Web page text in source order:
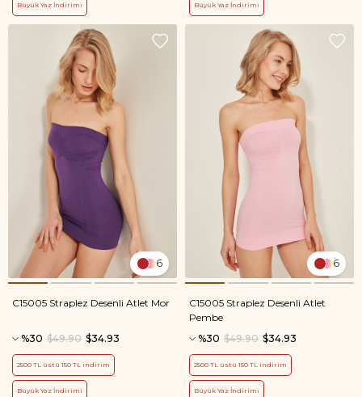
Büyük Yaz İndirimi Büyük Yaz İndirimi
6
C15005 Straplez Desenli Atlet Mor
%30 $34.93
$49.90
2500 TL üstü 150 TL indirim
Büyük Yaz İndirimi
6
C15005 Straplez Desenli Atlet
Pembe
%30
$34.93
$49.90
2500 TL üstü 150 TL indirim
Büyük Yaz İndirimi